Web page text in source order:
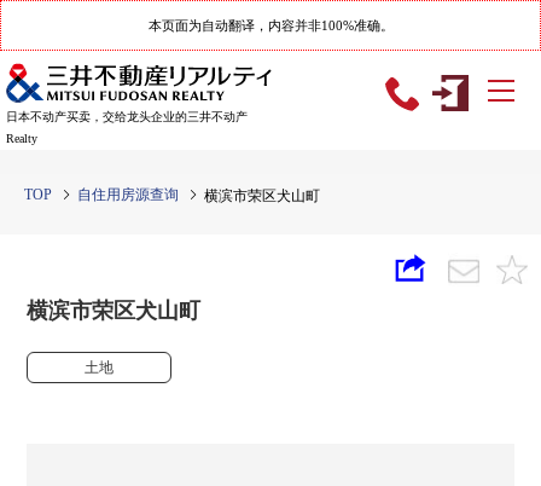
本页面为自动翻译，内容并非100%准确。
日本不动产买卖，交给龙头企业的三井不动产
Realty
TOP 自住用房源查询 横滨市荣区犬山町
横滨市荣区犬山町
土地